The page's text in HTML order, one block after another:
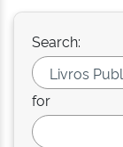
Search:
for